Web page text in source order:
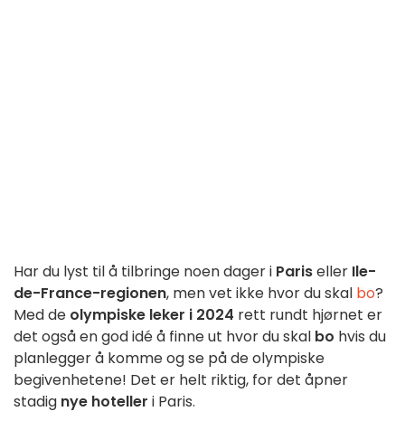
Har du lyst til å tilbringe noen dager i Pariseller Ile-
de-France-regionen, men vet ikke hvor du skal bo?
Med de olympiske leker i 2024 rett rundt hjørnet er
det også en god idé å finne ut hvor du skal bo hvis du
planlegger å komme og se på de olympiske
begivenhetene! Det er helt riktig, for det åpner
stadig nye hoteller i Paris.